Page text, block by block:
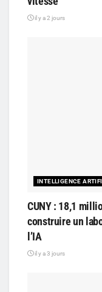
il y a 2 jours
INTELLIGENCE
CUNY : 18,1
construire un
l’IA
il y a 3 jours